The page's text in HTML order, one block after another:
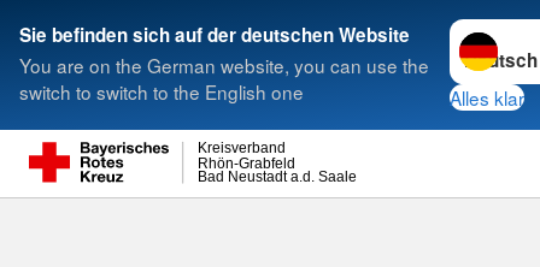
Sie befinden sich auf der deutschen Website
You are on the German website, you can use the
switch to switch to the English one
Sprache
Alles klar
Bad Neustadt a.d. Saale
Rhön-Grabfeld
Kreisverband
Suche